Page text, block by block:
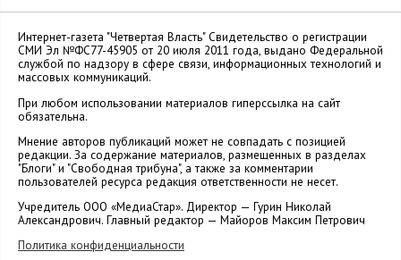
Интернет-газета "Четвертая Власть" Cвидетельство о регистрации
СМИ Эл №ФС77-45905 от 20 июля 2011 года, выдано Федеральной
службой по надзору в сфере связи, информационных технологий и
массовых коммуникаций.
При любом использовании материалов гиперссылка на сайт
обязательна.
Мнение авторов публикаций может не совпадать с позицией
редакции. За содержание материалов, размещенных в разделах
"Блоги" и "Свободная трибуна", а также за комментарии
пользователей ресурса редакция ответственности не несет.
Учредитель ООО «МедиаСтар». Директор — Гурин Николай
Александрович. Главный редактор — Майоров Максим Петрович
Политика конфиденциальности